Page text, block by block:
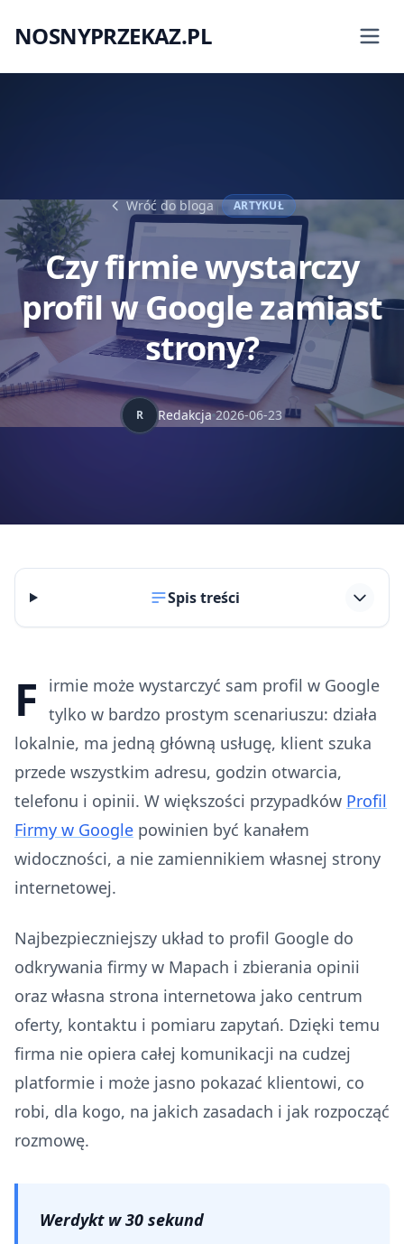
NOSNYPRZEKAZ.PL
Wróć do bloga| ARTYKUŁ
Czy firmie wystarczy
profil w Google zamiast
strony?
R Redakcja 2026-06-23
Spis treści
F
irmie może wystarczyć sam profil w Google
tylko w bardzo prostym scenariuszu: działa
lokalnie, ma jedną główną usługę, klient szuka
przede wszystkim adresu, godzin otwarcia,
telefonu i opinii. W większości przypadków Profil
Firmy w Google powinien być kanałem
widoczności, a nie zamiennikiem własnej strony
internetowej.
Najbezpieczniejszy układ to profil Google do
odkrywania firmy w Mapach i zbierania opinii
oraz własna strona internetowa jako centrum
oferty, kontaktu i pomiaru zapytań. Dzięki temu
firma nie opiera całej komunikacji na cudzej
platformie i może jasno pokazać klientowi, co
robi, dla kogo, na jakich zasadach i jak rozpocząć
rozmowę.
Werdykt w 30 sekund